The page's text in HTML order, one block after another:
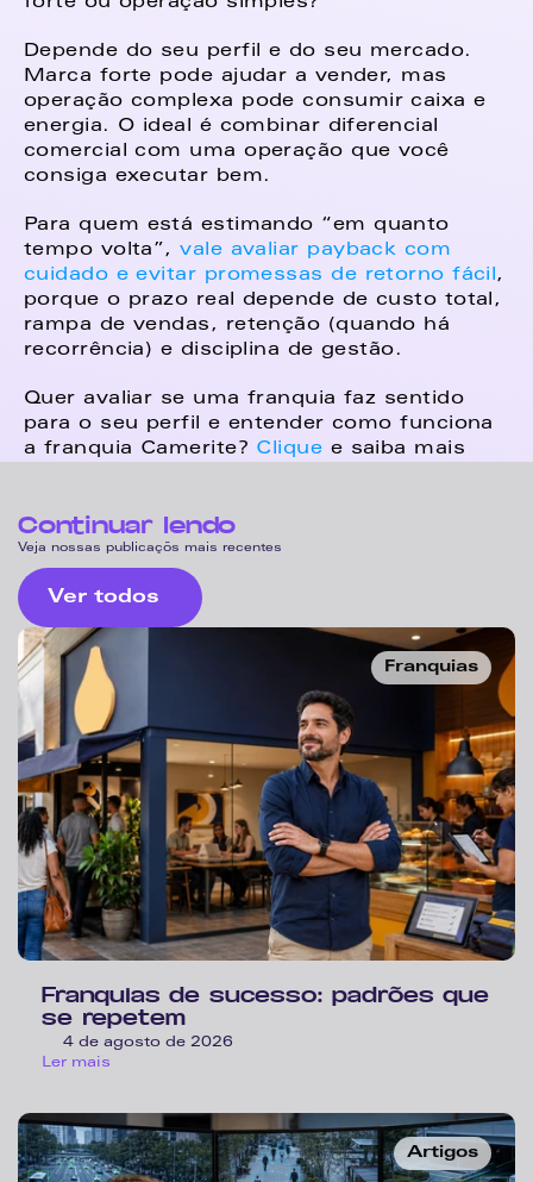
Depende do seu perfil e do seu mercado.
Marca forte pode ajudar a vender, mas
operação complexa pode consumir caixa e
energia. O ideal é combinar diferencial
comercial com uma operação que você
consiga executar bem.
Para quem está estimando “em quanto
tempo volta”, vale avaliar payback com
cuidado e evitar promessas de retorno fácil,
porque o prazo real depende de custo total,
rampa de vendas, retenção (quando há
recorrência) e disciplina de gestão.
Quer avaliar se uma franquia faz sentido
para o seu perfil e entender como funciona
a franquia Camerite? Clique e saiba mais
Continuar lendo
Veja nossas publicaçõs mais recentes
Ver todos
Franquias
Franquias de sucesso: padrões que
se repetem
4 de agosto de 2026
Ler mais
Artigos